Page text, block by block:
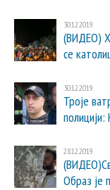
30.12.2019.
(ВИДЕО)
се
30.12.2019.
Троје
28.12.2019.
Образ је